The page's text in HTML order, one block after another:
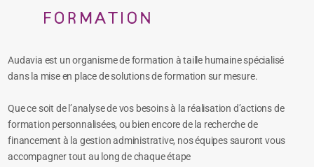
Audavia est un organisme de formation à taille humaine spécialisé
dans la mise en place de solutions de formation sur mesure.
Que ce soit de l’analyse de vos besoins à la réalisation d’actions de
formation personnalisées, ou bien encore de la recherche de
financement à la gestion administrative, nos équipes sauront vous
accompagner tout au long de chaque étape